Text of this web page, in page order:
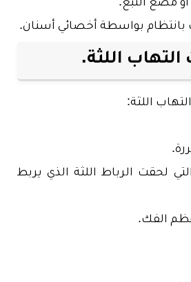
أو مضغ التبغ.
بواسطة أخصائي أسنان.
اللثة.
اللثة:
لحقت الرباط اللثة الذي يربط
الفك.